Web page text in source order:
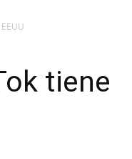
tiene